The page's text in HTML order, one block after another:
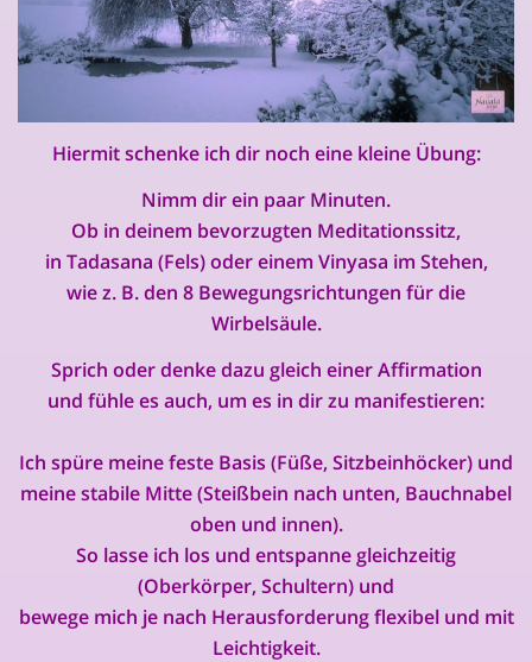
Hiermit schenke ich dir noch eine kleine Übung:
Nimm dir ein paar Minuten.
Ob in deinem bevorzugten Meditationssitz,
in Tadasana (Fels) oder einem Vinyasa im Stehen,
wie z. B. den 8 Bewegungsrichtungen für die
Wirbelsäule.
Sprich oder denke dazu gleich einer Affirmation
und fühle es auch, um es in dir zu manifestieren:
Ich spüre meine feste Basis (Füße, Sitzbeinhöcker) und
meine stabile Mitte (Steißbein nach unten, Bauchnabel
oben und innen).
So lasse ich los und entspanne gleichzeitig
(Oberkörper, Schultern) und
bewege mich je nach Herausforderung flexibel und mit
Leichtigkeit.